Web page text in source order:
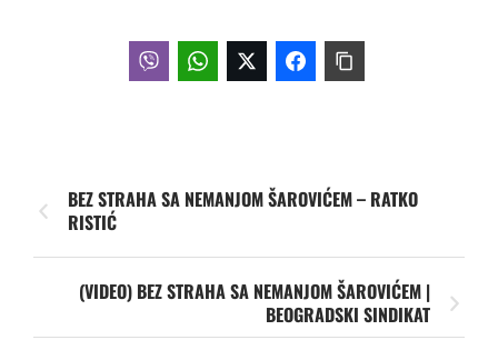
BEZ STRAHA SA NEMANJOM ŠAROVIĆEM – RATKO
RISTIĆ
(VIDEO) BEZ STRAHA SA NEMANJOM ŠAROVIĆEM |
BEOGRADSKI SINDIKAT